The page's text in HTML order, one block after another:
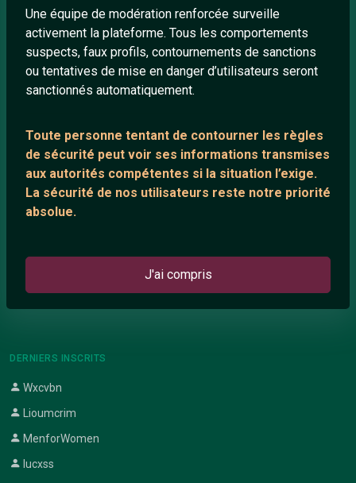
Une équipe de modération renforcée surveille
activement la plateforme. Tous les comportements
suspects, faux profils, contournements de sanctions
ou tentatives de mise en danger d’utilisateurs seront
sanctionnés automatiquement.
Toute personne tentant de contourner les règles
de sécurité peut voir ses informations transmises
aux autorités compétentes si la situation l’exige.
La sécurité de nos utilisateurs reste notre priorité
absolue.
J'ai compris
Playlists YouTube
Nous contacter
ANNEXE
Support IRC
ARTICLES RÉCENTS
Témoignage de nathanaelle
DERNIERS INSCRITS
Wxcvbn
Lioumcrim
MenforWomen
lucxss